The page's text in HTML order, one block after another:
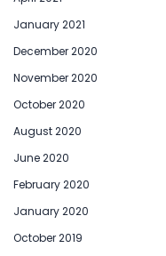
January 2021
December 2020
November 2020
October 2020
August 2020
June 2020
February 2020
January 2020
October 2019